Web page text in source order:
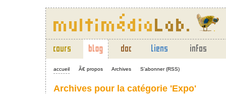
accueil Ã€ propos Archives S’abonner (RSS)
Archives pour la catégorie 'Expo'